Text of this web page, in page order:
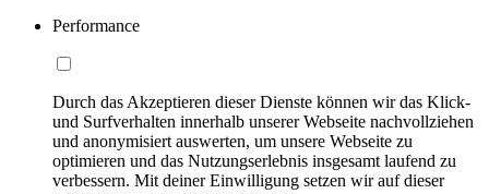
Performance
Durch das Akzeptieren dieser Dienste können wir das Klick-
und Surfverhalten innerhalb unserer Webseite nachvollziehen
und anonymisiert auswerten, um unsere Webseite zu
optimieren und das Nutzungserlebnis insgesamt laufend zu
verbessern. Mit deiner Einwilligung setzen wir auf dieser